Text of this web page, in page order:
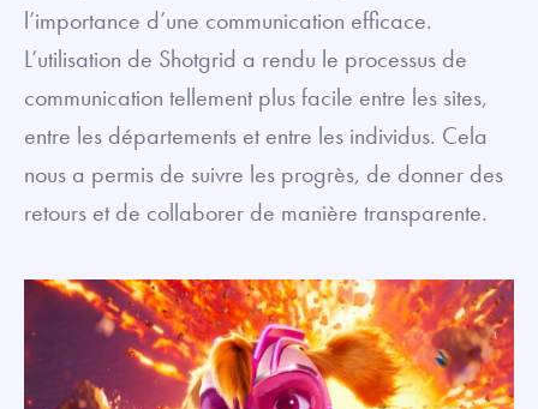
l’importance d’une communication efficace.
L’utilisation de Shotgrid a rendu le processus de
communication tellement plus facile entre les sites,
entre les départements et entre les individus. Cela
nous a permis de suivre les progrès, de donner des
retours et de collaborer de manière transparente.